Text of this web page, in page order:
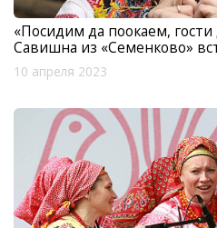
«Посидим да поокаем, гости
Савишна из «Семенково»
10 апреля 2023